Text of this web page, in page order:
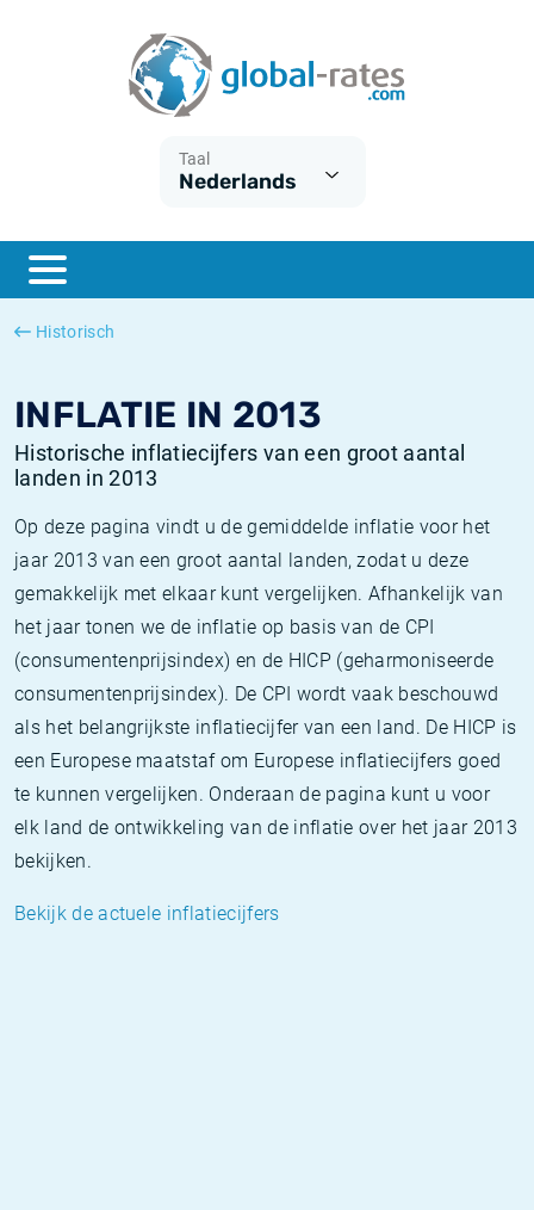
Taal
Nederlands
Historisch
INFLATIE IN 2013
Historische inflatiecijfers van een groot aantal
landen in 2013
Op deze pagina vindt u de gemiddelde inflatie voor het
jaar 2013 van een groot aantal landen, zodat u deze
gemakkelijk met elkaar kunt vergelijken. Afhankelijk van
het jaar tonen we de inflatie op basis van de CPI
(consumentenprijsindex) en de HICP (geharmoniseerde
consumentenprijsindex). De CPI wordt vaak beschouwd
als het belangrijkste inflatiecijfer van een land. De HICP is
een Europese maatstaf om Europese inflatiecijfers goed
te kunnen vergelijken. Onderaan de pagina kunt u voor
elk land de ontwikkeling van de inflatie over het jaar 2013
bekijken.
Bekijk de actuele inflatiecijfers
ESTER
SONIA
Wat is CPI inflatie?
Wat is HICP inflatie?
Nederlandse inflatie - CPI
Amerikaanse inflatie - CPI
Euribor historie
SOFR historie
TONAR historie
Inflatiecalculator